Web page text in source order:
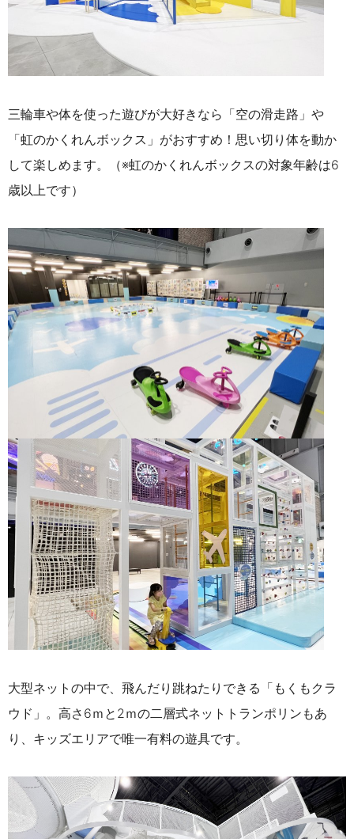
三輪車や体を使った遊びが大好きなら「空の滑走路」や
「虹のかくれんボックス」がおすすめ！思い切り体を動か
して楽しめます。（※虹のかくれんボックスの対象年齢は6
歳以上です）
大型ネットの中で、飛んだり跳ねたりできる「もくもクラ
ウド」。高さ6ｍと2ｍの二層式ネットトランポリンもあ
り、キッズエリアで唯一有料の遊具です。